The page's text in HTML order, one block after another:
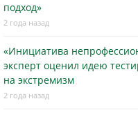
подход»
2 года назад
«Инициатива
эксперт оценил идею
на экстремизм
2 года назад